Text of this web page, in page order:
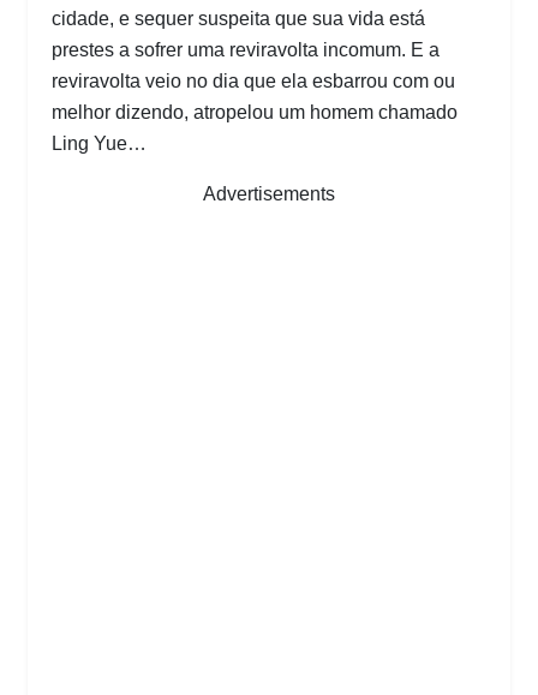
cidade, e sequer suspeita que sua vida está
prestes a sofrer uma reviravolta incomum. E a
reviravolta veio no dia que ela esbarrou com ou
melhor dizendo, atropelou um homem chamado
Ling Yue…
Advertisements